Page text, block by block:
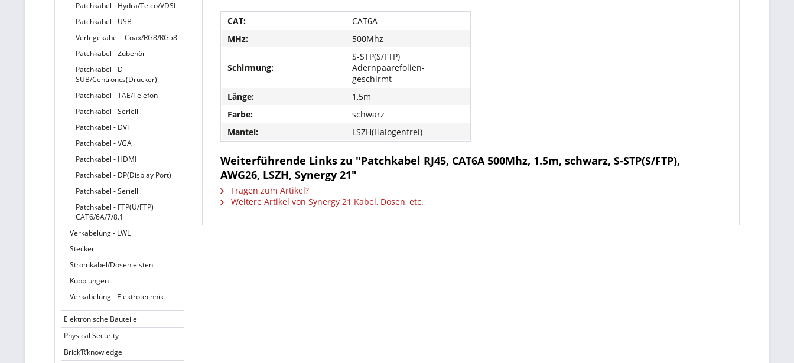
Patchkabel - Hydra/Telco/VDSL
Patchkabel - USB
Verlegekabel - Coax/RG8/RG58
Patchkabel - Zubehör
Patchkabel - D-
SUB/Centroncs(Drucker)
Patchkabel - TAE/Telefon
Patchkabel - Seriell
Patchkabel - DVI
Patchkabel - VGA
Patchkabel - HDMI
Patchkabel - DP(Display Port)
Patchkabel - Seriell
Patchkabel - FTP(U/FTP)
CAT6/6A/7/8.1
Verkabelung - LWL
Stecker
Stromkabel/Dosenleisten
Kupplungen
Verkabelung - Elektrotechnik
Elektronische Bauteile
Physical Security
Brick’R’knowledge
CAT:
CAT6A
MHz:
500Mhz
Schirmung:
S-STP(S/FTP)
Adernpaarefolien-
geschirmt
Länge:
1,5m
Farbe:
schwarz
Mantel:
LSZH(Halogenfrei)
Weiterführende Links zu "Patchkabel RJ45, CAT6A 500Mhz, 1.5m, schwarz, S-STP(S/FTP),
AWG26, LSZH, Synergy 21"
Fragen zum Artikel?
Weitere Artikel von Synergy 21 Kabel, Dosen, etc.